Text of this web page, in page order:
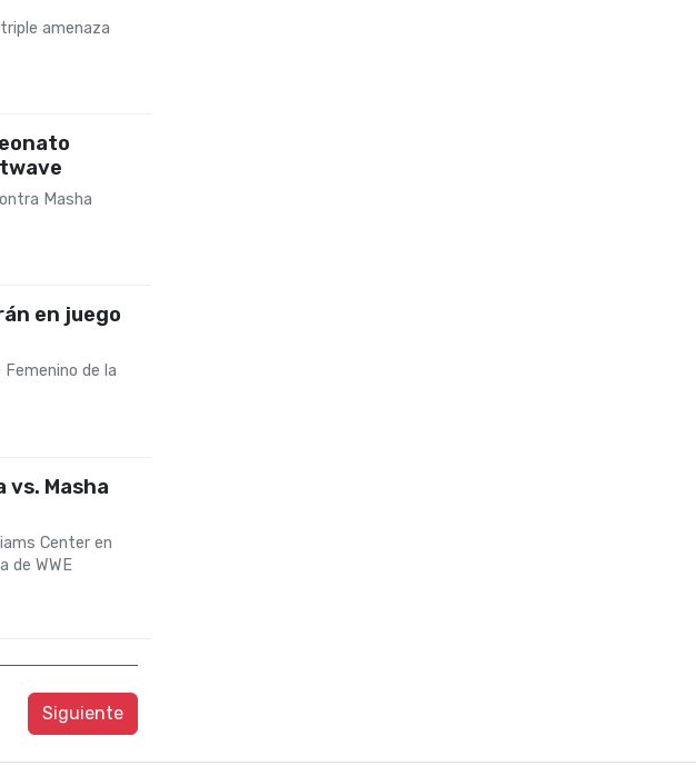
amenaza
Masha
en juego
de la
Masha
Center en
de WWE
Siguiente